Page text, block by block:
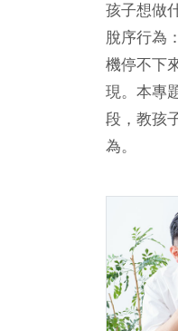
孩子想做
脫序行為
機停不下
現。本專
段，教孩
為。